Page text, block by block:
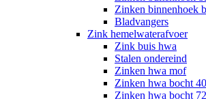
Zinken binnenhoek
Bladvangers
Zink hemelwaterafvoer
Zink buis hwa
Stalen ondereind
Zinken hwa mof
Zinken hwa bocht
Zinken hwa bocht